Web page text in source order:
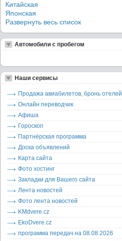
Китайская
Японская
Развернуть весь список
Автомобили с пробегом
Наши сервисы
Продажа авиабилетов, бронь отелей
Онлайн переводчик
Афиша
Гороскоп
Партнёрская программа
Доска объявлений
Карта сайта
Фото хостинг
Закладки для Вашего сайта
Лента новостей
Фото лента новостей
KMdvere.cz
EkoDvere.cz
программа передач на 08.08.2026